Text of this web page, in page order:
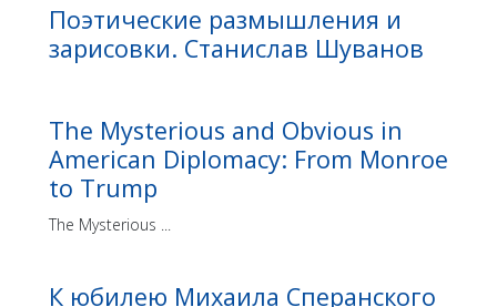
Поэтические размышления и
зарисовки. Станислав Шуванов
The Mysterious and Obvious in
American Diplomacy: From Monroe
to Trump
The Mysterious ...
К юбилею Михаила Сперанского